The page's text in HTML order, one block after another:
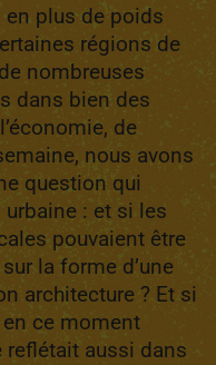
plus de poids
régions de
nombreuses
dans bien des
de
nous avons
question qui
: et si les
pouvaient être
la forme d’une
architecture ? Et si
ce moment
aussi dans